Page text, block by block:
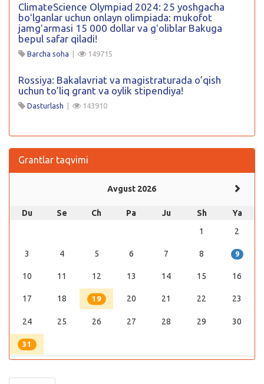
ClimateScience Olympiad 2024: 25 yoshgacha
boʻlganlar uchun onlayn olimpiada: mukofot
jamgʻarmasi 15 000 dollar va gʻoliblar Bakuga
bepul safar qiladi!
Barcha soha | 149715
Rossiya: Bakalavriat va magistraturada o’qish
uchun to’liq grant va oylik stipendiya!
Dasturlash | 143910
Grantlar taqvimi
Avgust 2026
Du Se Ch Pa Ju Sh
Ya
1
2
3 4 5 6 7 8 9
10 11 12 13 14 15 16
17 18 19 20 21 22 23
24 25 26 27 28 29 30
31